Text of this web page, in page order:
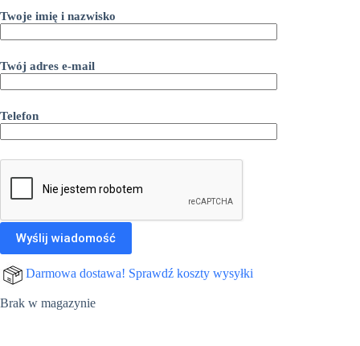
Twoje imię i nazwisko
Twój adres e-mail
Telefon
Darmowa dostawa! Sprawdź koszty wysyłki
Brak w magazynie